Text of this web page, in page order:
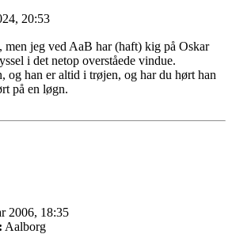
20:53
men jeg ved AaB har (haft) kig på Oskar
i det netop overståede vindue.
og han er altid i trøjen, og har du hørt han
på en løgn.
2006, 18:35
Aalborg